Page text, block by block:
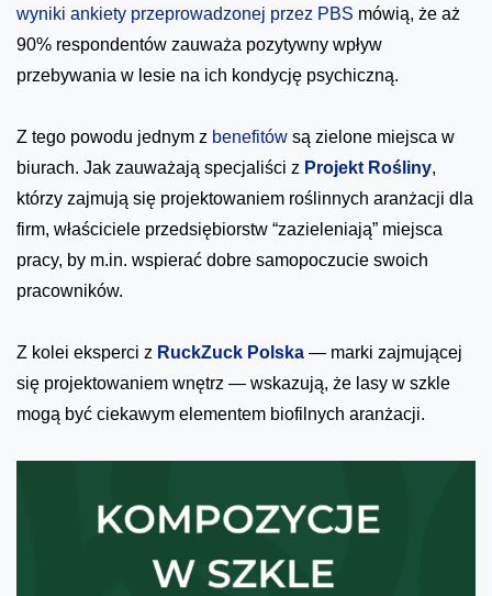
wyniki ankiety przeprowadzonej przez PBS mówią, że aż
90% respondentów zauważa pozytywny wpływ
przebywania w lesie na ich kondycję psychiczną.
Z tego powodu jednym z benefitów są zielone miejsca w
biurach. Jak zauważają specjaliści z Projekt Rośliny,
którzy zajmują się projektowaniem roślinnych aranżacji dla
firm, właściciele przedsiębiorstw “zazieleniają” miejsca
pracy, by m.in. wspierać dobre samopoczucie swoich
pracowników.
Z kolei eksperci z RuckZuck Polska — marki zajmującej
się projektowaniem wnętrz — wskazują, że lasy w szkle
mogą być ciekawym elementem biofilnych aranżacji.